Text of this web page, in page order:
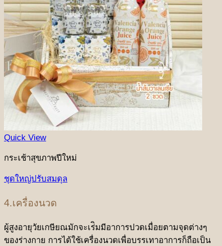
Quick View
กระเช้าสุขภาพปีใหม่
ชุดใหญ่ปรับสมดุล
4.เครื่องนวด
ผู้สูงอายุวัยเกษียณมักจะเร่ิมมีอาการปวดเมื่อยตามจุดต่างๆ
ของร่างกาย การได้ใช้เครื่องนวดเพื่อบรรเทาอาการก็ถือเป็น